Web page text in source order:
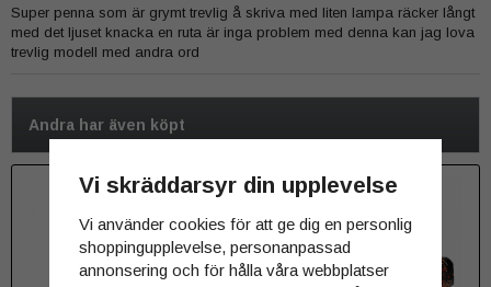
Super penna som är grymt trevlig å skriva med liten lampa räcker långt
med det ljuset knacka en ruta är inga problem med denna kan jag lova
trevlig modell med andra ord
Andra har även köpt
Vi skräddarsyr din upplevelse
Vi använder cookies för att ge dig en personlig
shoppingupplevelse, personanpassad
annonsering och för hålla våra webbplatser